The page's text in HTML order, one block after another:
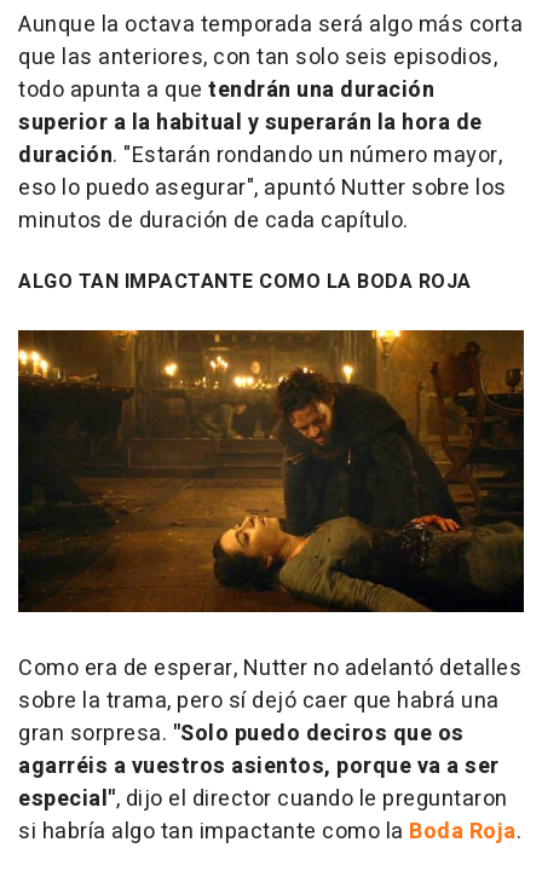
Aunque la octava temporada será algo más corta
que las anteriores, con tan solo seis episodios,
todo apunta a que tendrán una duración
superior a la habitual y superarán la hora de
duración. "Estarán rondando un número mayor,
eso lo puedo asegurar", apuntó Nutter sobre los
minutos de duración de cada capítulo.
ALGO TAN IMPACTANTE COMO LA BODA ROJA
Como era de esperar, Nutter no adelantó detalles
sobre la trama, pero sí dejó caer que habrá una
gran sorpresa. "Solo puedo deciros que os
agarréis a vuestros asientos, porque va a ser
especial", dijo el director cuando le preguntaron
si habría algo tan impactante como la Boda Roja.